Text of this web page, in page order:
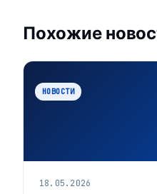
Похожие
НОВОСТИ
18.05.2026